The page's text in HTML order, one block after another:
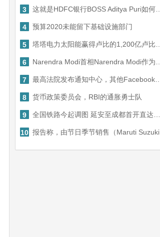
3 这就是HDFC银行BOSS Aditya Puri如何维持工作生活平衡
4 预算2020未能留下基础设施部门
5 塔塔电力太阳能赢得卢比的1,200亿卢比，以设置320 MW项目
6 Narendra Modi首相Narendra Modi作为地标时刻的配额账单通过，谢谢所有支持各方
7 最高法院发布通知中心，其他Facebook请求转移案件
8 货币政策委员会，RBI的通胀勇士队
9 全国铁路今起调图 延安至成都首开直达动车
10 报告称，由节日季节销售（Maruti Suzuki）恢复了古罗兰格植物的第二班